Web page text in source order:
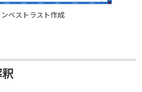
ベストラスト作成